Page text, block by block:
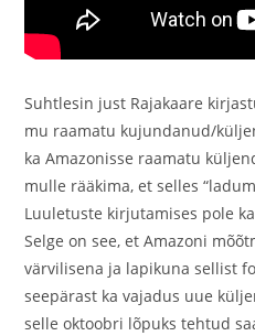
Suhtlesin just Rajakaare
mu raamatu kujundanud/
ka Amazonisse raamatu
mulle rääkima, et selles
Luuletuste kirjutamises pole
Selge on see, et Amazoni
värvilisena ja lapikuna sellist
seepärast ka vajadus uue
selle oktoobri lõpuks tehtud